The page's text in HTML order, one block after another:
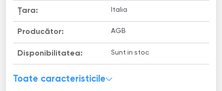
Țara: Italia
Producător: AGB
Disponibilitatea: Sunt in stoc
Toate caracteristicile